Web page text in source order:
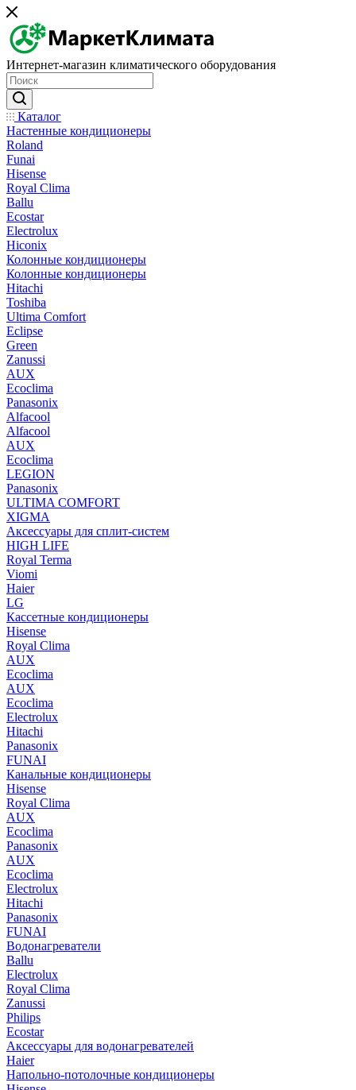
Интернет-магазин климатического оборудования
Каталог
Настенные кондиционеры
Roland
Funai
Hisense
Royal Clima
Ballu
Ecostar
Electrolux
Hiconix
Колонные кондиционеры
Колонные кондиционеры
Hitachi
Toshiba
Ultima Comfort
Eclipse
Green
Zanussi
AUX
Ecoclima
Panasonix
Alfacool
Alfacool
AUX
Ecoclima
LEGION
Panasonix
ULTIMA COMFORT
XIGMA
Аксессуары для сплит-систем
HIGH LIFE
Royal Terma
Viomi
Haier
LG
Кассетные кондиционеры
Hisense
Royal Clima
AUX
Ecoclima
AUX
Ecoclima
Electrolux
Hitachi
Panasonix
FUNAI
Канальные кондиционеры
Hisense
Royal Clima
AUX
Ecoclima
Panasonix
AUX
Ecoclima
Electrolux
Hitachi
Panasonix
FUNAI
Водонагреватели
Ballu
Electrolux
Royal Clima
Zanussi
Philips
Ecostar
Аксессуары для водонагревателей
Haier
Напольно-потолочные кондиционеры